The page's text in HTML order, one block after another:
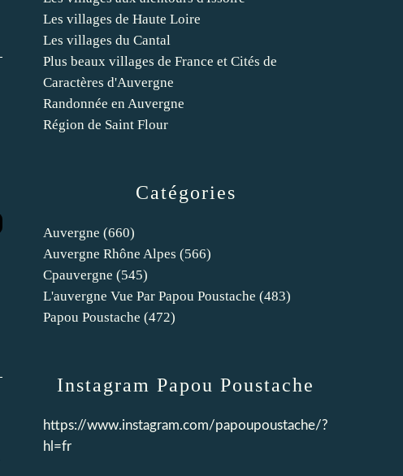
Catégories
Auvergne (660)
Auvergne Rhône Alpes (566)
Cpauvergne (545)
L'auvergne Vue Par Papou Poustache (483)
Papou Poustache (472)
Les villages de Haute Loire
Les villages du Cantal
Plus beaux villages de France et Cités de
Caractères d'Auvergne
Randonnée en Auvergne
Région de Saint Flour
Instagram Papou Poustache
https://www.instagram.com/papoupoustache/?
hl=fr